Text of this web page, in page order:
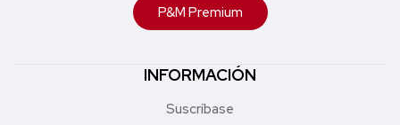
P&M Premium
INFORMACIÓN
Suscríbase